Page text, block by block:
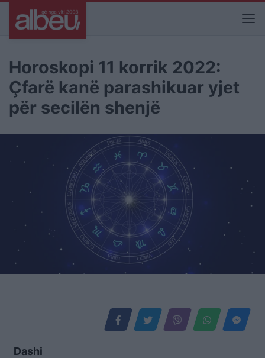
Horoskopi 11 korrik 2022:
Çfarë kanë parashikuar yjet
për secilën shenjë
Dashi